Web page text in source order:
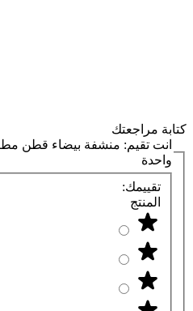
كتابة مراجعتك
انت تقيم: منشفة بيضاء قطن
واحدة
تقييمك:
المنتج